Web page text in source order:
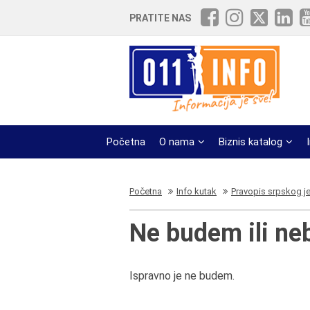
PRATITE NAS
Početna O nama Biznis katalog
Početna Info kutak Pravopis srpskog
Ne budem ili
Ispravno je ne budem.